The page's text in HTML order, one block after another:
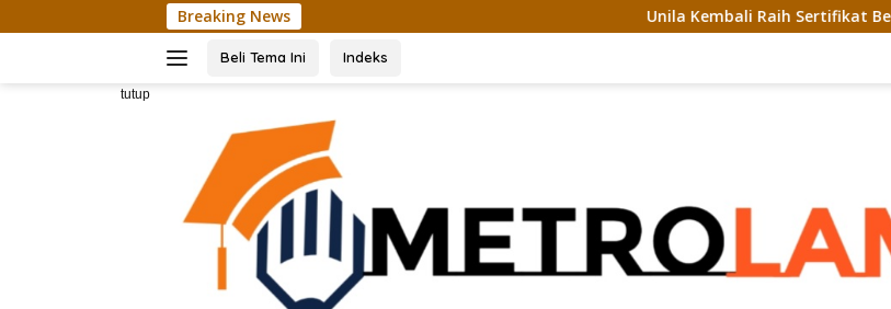
ke
Breaking News Unila Kembali Raih Sertifikat Bergengsi UI
Beli Tema Ini Indeks
tutup